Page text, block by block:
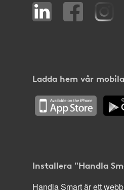
Ladda hem vår
Installera "Handla
Handla Smart är ett